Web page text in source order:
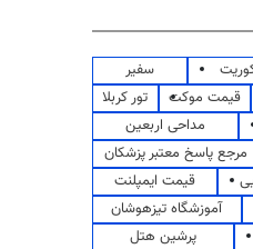
سفیر
قیمت موکت
تور کربلا
مداحی اربعین
مرجع پاسخ معتبر پزشکان
قیمت ایمپلنت
آموزشگاه تیزهوشان
پرشین هتل